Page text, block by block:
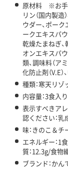
原材料 ※お手
リン（国内製造
ウダー、ポーク
ークエキスパ
乾燥たまねぎ、
オンエキスパ
類、調味料（ア
化防止剤（V.E
種類：寒天リゾ
内容量：3食入り
表示すべきア
認ください：乳
味：きのこ＆チ
エネルギー：1
質：12.3g/食物
ブランド：かん